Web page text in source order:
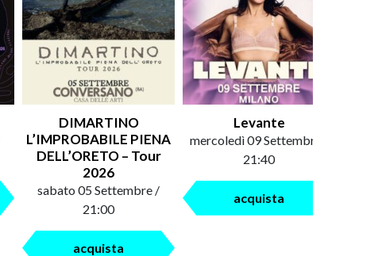
DIMARTINO
L’IMPROBABILE PIENA
DELL’ORETO – Tour
2026
sabato 05 Settembre /
21:00
acquista
Levante
mercoledì 09 Settembre /
21:40
acquista